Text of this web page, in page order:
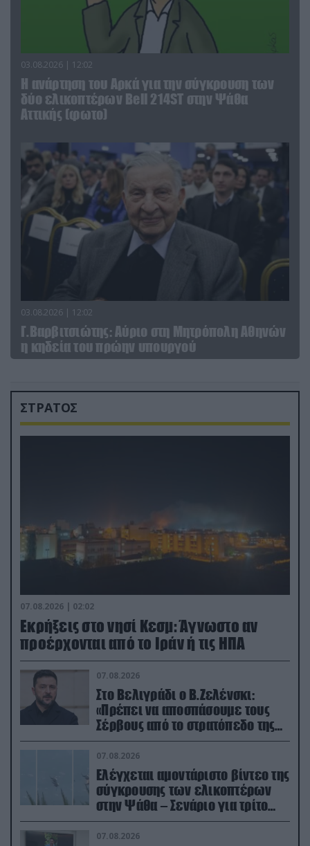
03.08.2026 | 12:02
Η ανάρτηση του Αρκά για την σύγκρουση των
δύο ελικοπτέρων Bell 214ST στην Ψάθα
Αττικής (φωτο)
03.08.2026 | 12:02
Γ.Βαρβιτσιώτης: Aύριο στη Μητρόπολη Αθηνών
η κηδεία του πρώην υπουργού
ΣΤΡΑΤΟΣ
07.08.2026 | 02:02
Εκρήξεις στο νησί Κεσμ: Άγνωστο αν
προέρχονται από το Ιράν ή τις ΗΠΑ
07.08.2026
Στο Βελιγράδι ο Β.Ζελένσκι:
«Πρέπει να αποσπάσουμε τους
Σέρβους από το στρατόπεδο της
Ρωσίας»
07.08.2026
Ελέγχεται αμοντάριστο βίντεο της
σύγκρουσης των ελικοπτέρων
στην Ψάθα – Σενάριο για τρίτο
ελικόπτερο
07.08.2026